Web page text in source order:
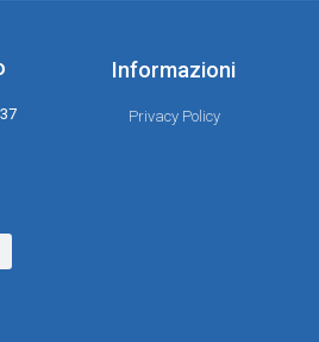
Informazioni
Privacy Policy